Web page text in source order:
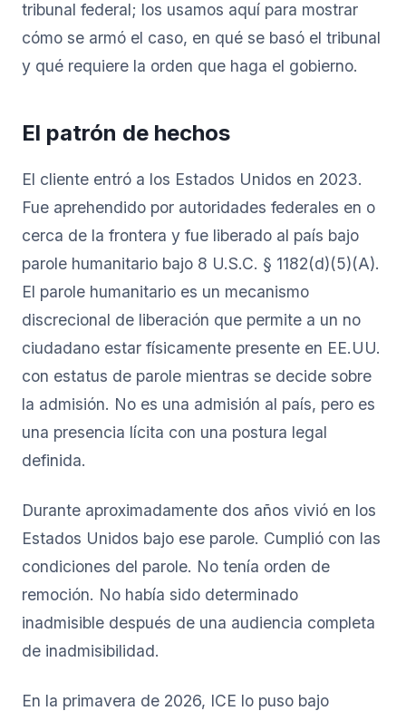
tribunal federal; los usamos aquí para mostrar
cómo se armó el caso, en qué se basó el tribunal
y qué requiere la orden que haga el gobierno.
El patrón de hechos
El cliente entró a los Estados Unidos en 2023.
Fue aprehendido por autoridades federales en o
cerca de la frontera y fue liberado al país bajo
parole humanitario bajo 8 U.S.C. § 1182(d)(5)(A).
El parole humanitario es un mecanismo
discrecional de liberación que permite a un no
ciudadano estar físicamente presente en EE.UU.
con estatus de parole mientras se decide sobre
la admisión. No es una admisión al país, pero es
una presencia lícita con una postura legal
definida.
Durante aproximadamente dos años vivió en los
Estados Unidos bajo ese parole. Cumplió con las
condiciones del parole. No tenía orden de
remoción. No había sido determinado
inadmisible después de una audiencia completa
de inadmisibilidad.
En la primavera de 2026, ICE lo puso bajo